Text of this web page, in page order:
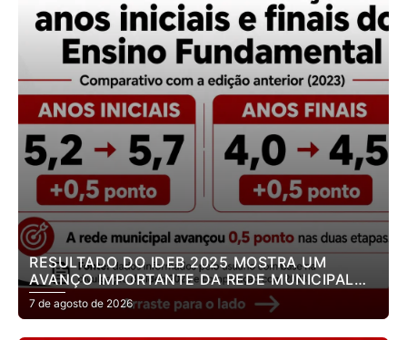
RESULTADO DO IDEB 2025 MOSTRA UM
AVANÇO IMPORTANTE DA REDE MUNICIPAL
DE ENSINO DE JOÃO PESSOA.
7 de agosto de 2026